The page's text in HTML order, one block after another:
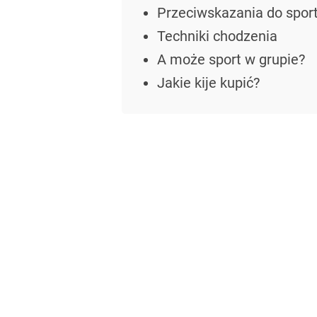
Przeciwskazania do
Techniki chodzenia
A może sport w grupie?
Jakie kije kupić?